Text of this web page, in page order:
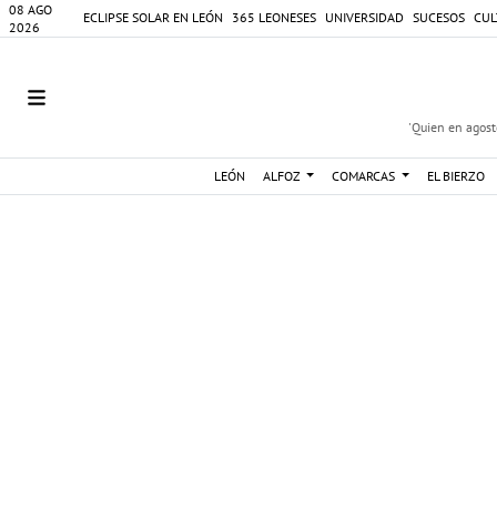
08 AGO
2026
ECLIPSE SOLAR EN LEÓN 365 LEONESES UNIVERSIDAD SUCESOS
'Quien en
LEÓN ALFOZ COMARCAS EL BIERZO